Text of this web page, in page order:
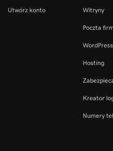
Utwórz konto Witryny
Poczta
WordPress
Hosting
Kreator
Numery